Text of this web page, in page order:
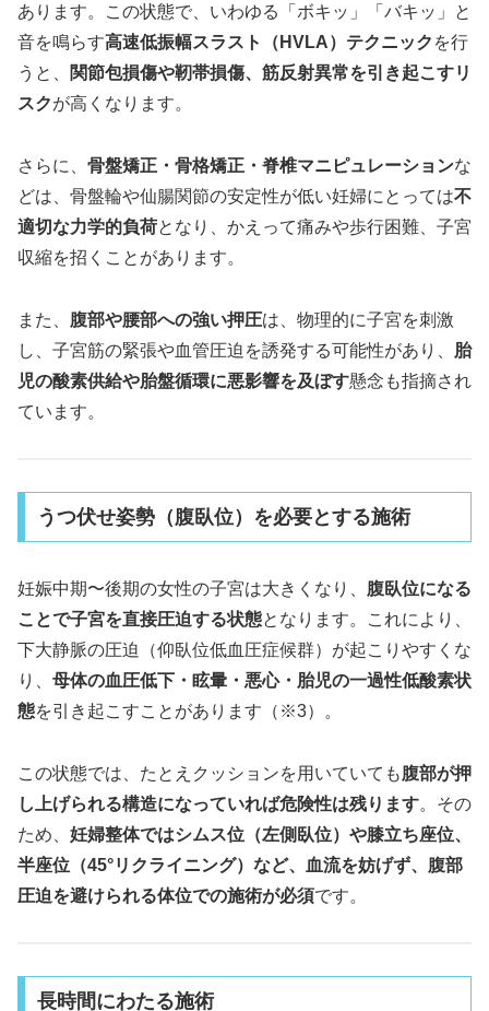
あります。この状態で、いわゆる「ボキッ」「バキッ」と
音を鳴らす高速低振幅スラスト（HVLA）テクニック を行
うと、
関節包損傷や靭帯損傷、筋反射異常を引き起こすリ
スクが高くなります。
さらに、 骨盤矯正・骨格矯正・脊椎マニピュレーションな
どは、骨盤輪や仙腸関節の安定性が低い妊婦にとっては不
適切な力学的負荷となり、かえって痛みや歩行困難、子宮
収縮を招くことがあります。
また、 腹部や腰部への強い押圧は、物理的に子宮を刺激
し、子宮筋の緊張や血管圧迫を誘発する可能性があり、 胎
児の酸素供給や胎盤循環に悪影響を及ぼす懸念も指摘され
ています。
うつ伏せ姿勢（腹臥位）を必要とする施術
妊娠中期〜後期の女性の子宮は大きくなり、 腹臥位になる
ことで子宮を直接圧迫する状態となります。これにより、
下大静脈の圧迫（仰臥位低血圧症候群）が起こりやすくな
り、 母体の血圧低下・眩暈・悪心・胎児の一過性低酸素状
態を引き起こすことがあります（※3）。
この状態では、たとえクッションを用いていても腹部が押
し上げられる構造になっていれば危険性は残ります。その
ため、 妊婦整体ではシムス位（左側臥位）や膝立ち座位、
半座位（45°リクライニング）など、血流を妨げず、腹部
圧迫を避けられる体位での施術が必須です。
長時間にわたる施術